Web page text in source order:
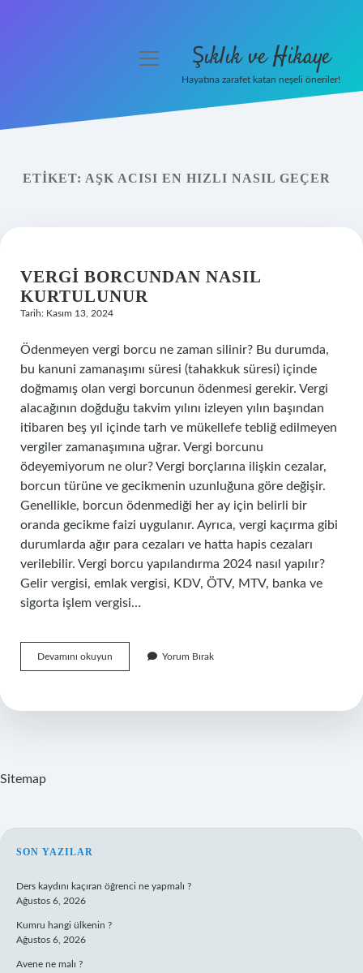
Yasal Uyarı
menüyü
Şıklık ve Hikaye
Hayatına zarafet katan neşeli öneriler!
ETIKET: AŞK ACISI EN HIZLI NASIL GEÇER
VERGI BORCUNDAN NASIL
KURTULUNUR
Tarih: Kasım 13, 2024
Ödenmeyen vergi borcu ne zaman silinir? Bu durumda,
bu kanuni zamanaşımı süresi (tahakkuk süresi) içinde
doğmamış olan vergi borcunun ödenmesi gerekir. Vergi
alacağının doğduğu takvim yılını izleyen yılın başından
itibaren beş yıl içinde tarh ve mükellefe tebliğ edilmeyen
vergiler zamanaşımına uğrar. Vergi borcunu
ödeyemiyorum ne olur? Vergi borçlarına ilişkin cezalar,
borcun türüne ve gecikmenin uzunluğuna göre değişir.
Genellikle, borcun ödenmediği her ay için belirli bir
oranda gecikme faizi uygulanır. Ayrıca, vergi kaçırma gibi
durumlarda ağır para cezaları ve hatta hapis cezaları
verilebilir. Vergi borcu yapılandırma 2024 nasıl yapılır?
Gelir vergisi, emlak vergisi, KDV, ÖTV, MTV, banka ve
sigorta işlem vergisi…
Devamını okuyun
Borcundan
Yorum Bırak
Sitemap
SIDEBAR
SON YAZILAR
Ders kaydını kaçıran öğrenci ne yapmalı ?
Ağustos 6, 2026
Kumru hangi ülkenin ?
Ağustos 6, 2026
Avene ne malı ?